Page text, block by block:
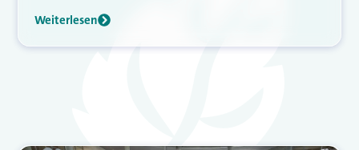
Weiterlesen